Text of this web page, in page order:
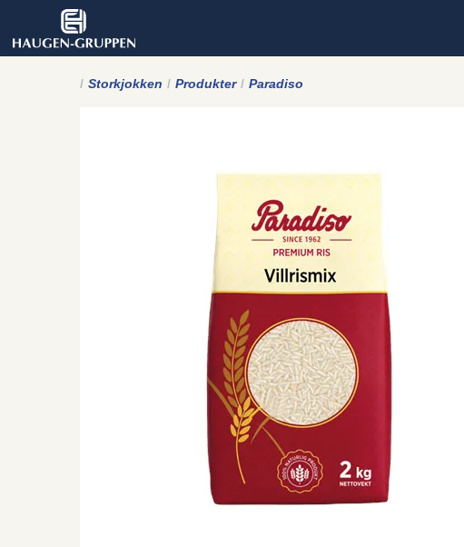
Storkjokken Produkter Paradiso